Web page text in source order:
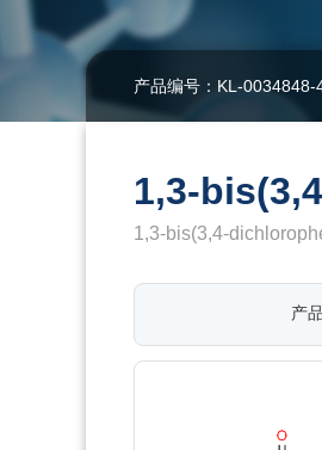
产品编号：KL-0034848-
1,3-
1,3-bis(3,4-
产